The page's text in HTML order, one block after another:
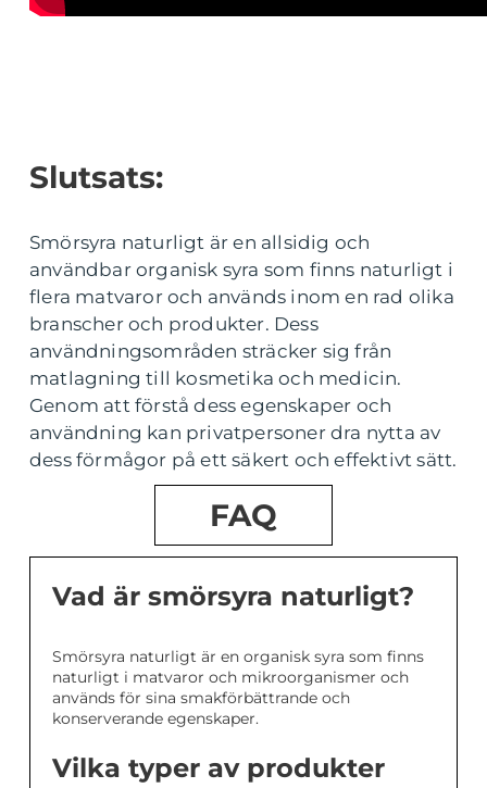
Slutsats:
Smörsyra naturligt är en allsidig och
användbar organisk syra som finns naturligt i
flera matvaror och används inom en rad olika
branscher och produkter. Dess
användningsområden sträcker sig från
matlagning till kosmetika och medicin.
Genom att förstå dess egenskaper och
användning kan privatpersoner dra nytta av
dess förmågor på ett säkert och effektivt sätt.
FAQ
Vad är smörsyra naturligt?
Smörsyra naturligt är en organisk syra som finns
naturligt i matvaror och mikroorganismer och
används för sina smakförbättrande och
konserverande egenskaper.
Vilka typer av produkter